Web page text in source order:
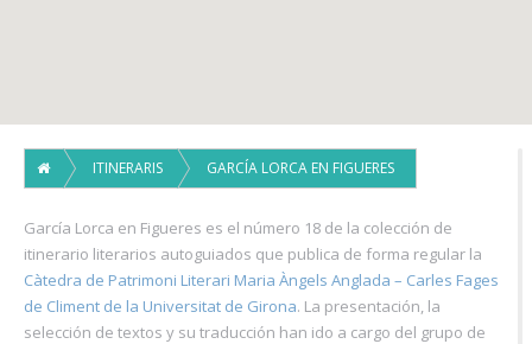
ITINERARIS GARCÍA LORCA EN FIGUERES
García Lorca en Figueres es el número 18 de la colección de
itinerario literarios autoguiados que publica de forma regular la
Càtedra de Patrimoni Literari Maria Àngels Anglada – Carles Fages
de Climent de la Universitat de Girona. La presentación, la
selección de textos y su traducción han ido a cargo del grupo de